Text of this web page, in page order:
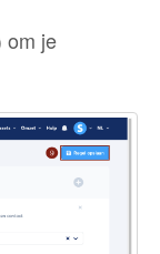
om je